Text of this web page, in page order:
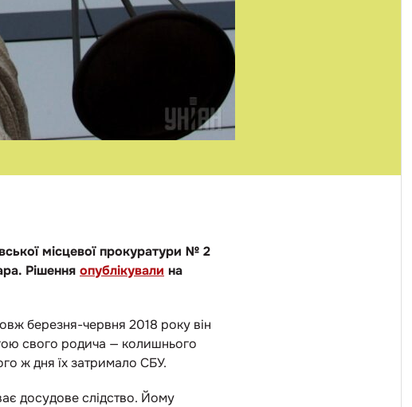
місцевої прокуратури № 2
Рішення опублікували на
березня-червня 2018 року він
свого родича — колишнього
ж дня їх затримало СБУ.
досудове слідство. Йому